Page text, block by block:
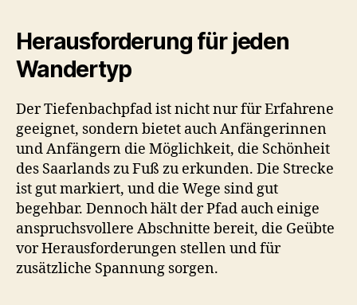
Herausforderung für jeden
Wandertyp
Der Tiefenbachpfad ist nicht nur für Erfahrene
geeignet, sondern bietet auch Anfängerinnen
und Anfängern die Möglichkeit, die Schönheit
des Saarlands zu Fuß zu erkunden. Die Strecke
ist gut markiert, und die Wege sind gut
begehbar. Dennoch hält der Pfad auch einige
anspruchsvollere Abschnitte bereit, die Geübte
vor Herausforderungen stellen und für
zusätzliche Spannung sorgen.